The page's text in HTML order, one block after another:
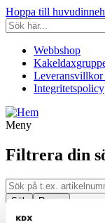
Hoppa till
Webbshop
Leveransvillkor
Integritetspolicy
Meny
Filtrera din
Kategori